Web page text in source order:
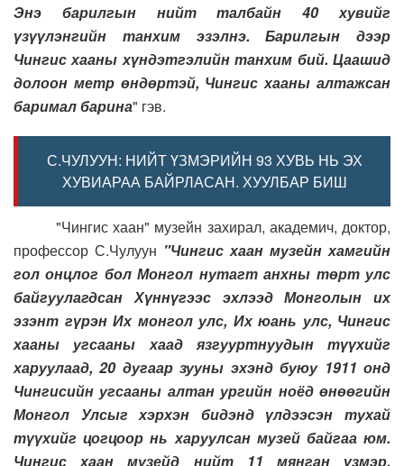
Энэ барилгын нийт талбайн 40 хувийг
үзүүлэнгийн танхим эзэлнэ. Барилгын дээр
Чингис хааны хүндэтгэлийн танхим бий. Цаашид
долоон метр өндөртэй, Чингис хааны алтажсан
баримал барина" гэв.
С.ЧУЛУУН: НИЙТ ҮЗМЭРИЙН 93 ХУВЬ НЬ ЭХ
ХУВИАРАА БАЙРЛАСАН. ХУУЛБАР БИШ
"Чингис хаан" музейн захирал, академич, доктор,
профессор С.Чулуун "Чингис хаан музейн хамгийн
гол онцлог бол Монгол нутагт анхны төрт улс
байгуулагдсан Хүннүгээс эхлээд Монголын их
эзэнт гүрэн Их монгол улс, Их юань улс, Чингис
хааны угсааны хаад язгууртнуудын түүхийг
харуулаад, 20 дугаар зууны эхэнд буюу 1911 онд
Чингисийн угсааны алтан ургийн ноёд өнөөгийн
Монгол Улсыг хэрхэн бидэнд үлдээсэн тухай
түүхийг цогцоор нь харуулсан музей байгаа юм.
Чингис хаан музейд нийт 11 мянган үзмэр,